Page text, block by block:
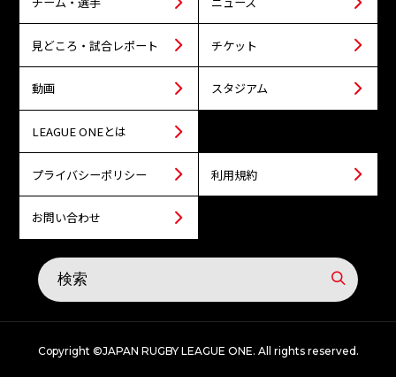
見どころ・試合レポート チケット
動画 スタジアム
LEAGUE ONEとは
プライバシーポリシー 利用規約
お問い合わせ
Copyright ©JAPAN RUGBY LEAGUE ONE. All rights reserved.